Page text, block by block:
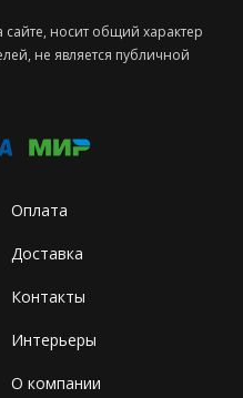
носит общий характер
не является публичной
Оплата
Доставка
Контакты
Интерьеры
О компании